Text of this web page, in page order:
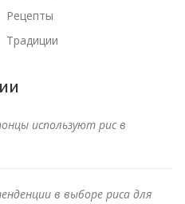
Рецепты
Традиции
используют рис в
в выборе риса для